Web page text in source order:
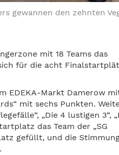
gewannen den zehnten
mit 18 Teams das
für die acht
EDEKA-Markt Damerow
mit sechs Punkten.
„Die 4 lustigen 3“,
das Team der „SG
gefüllt, und die